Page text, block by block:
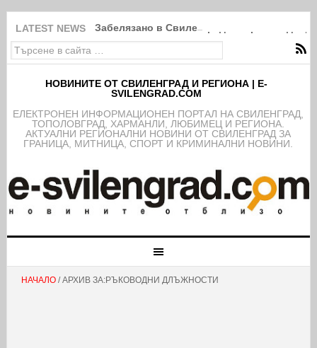
LATEST NEWS Забелязано в Свиленград: Покрити в
НОВИНИТЕ ОТ СВИЛЕНГРАД И РЕГИОНА | E-
SVILENGRAD.COM
EЛЕКТРОНЕН ИНФОРМАЦИОНЕН ПОРТАЛ НА СВИЛЕНГРАД,
ТОПОЛОВГРАД, ХАРМАНЛИ, ЛЮБИМЕЦ И РЕГИОНА.
АКТУАЛНИ РЕГИОНАЛНИ НОВИНИ ОТ СВИЛЕНГРАД ЗА
ГРАНИЦА, МИТНИЦА, СПОРТ И КРИМИНАЛНИ НОВИНИ.
НАЧАЛО/ АРХИВ ЗА:РЪКОВОДНИ ДЛЪЖНОСТИ